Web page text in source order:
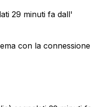
29 minuti fa dall'
con la connessione